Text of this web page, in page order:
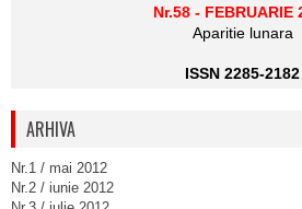
Nr.58 - FEBRUARIE
Aparitie lunara
ISSN 2285-2182
ARHIVA
Nr.1 / mai 2012
Nr.2 / iunie 2012